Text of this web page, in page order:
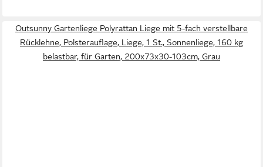
Outsunny Gartenliege Polyrattan Liege mit 5-fach verstellbare
Rücklehne, Polsterauflage, Liege, 1 St., Sonnenliege, 160 kg
belastbar, für Garten, 200x73x30-103cm, Grau